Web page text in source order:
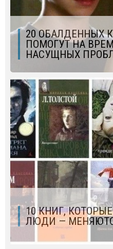
20 ОБАЛДЕННЫХ
ПОМОГУТ НА
НАСУЩНЫХ
10 КНИГ,
ЛЮДИ —